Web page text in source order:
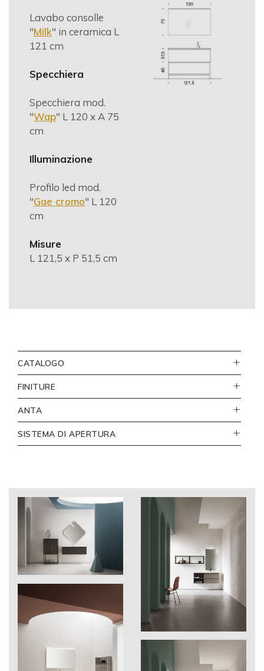
Lavabo consolle
"Milk" in ceramica L
121 cm
Specchiera
Specchiera mod.
"Wap" L 120 x A 75
cm
Illuminazione
Profilo led mod.
"Gae cromo" L 120
cm
Misure
L 121,5 x P 51,5 cm
CATALOGO
FINITURE
Bianco opaco
206
ANTA
laterale
SISTEMA DI APERTURA